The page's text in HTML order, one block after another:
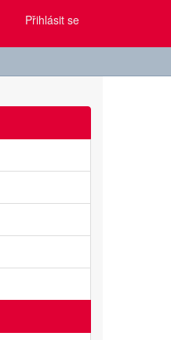
Přihlásit se